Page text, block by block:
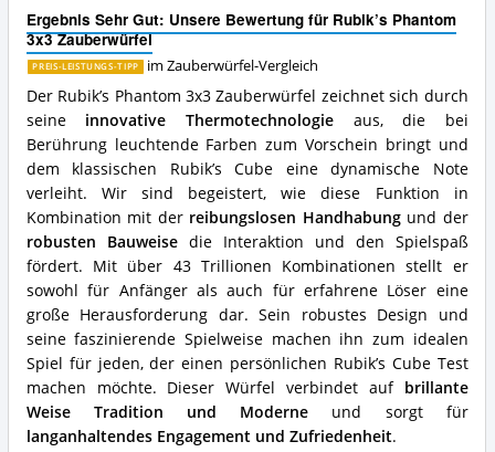
Ergebnis Sehr Gut: Unsere Bewertung für Rubik’s Phantom
3x3 Zauberwürfel
PREIS-LEISTUNGS-TIPP im Zauberwürfel-Vergleich
Der Rubik’s Phantom 3x3 Zauberwürfel zeichnet sich durch
seine innovative Thermotechnologie aus, die bei
Berührung leuchtende Farben zum Vorschein bringt und
dem klassischen Rubik’s Cube eine dynamische Note
verleiht. Wir sind begeistert, wie diese Funktion in
Kombination mit der reibungslosen Handhabungund der
robusten Bauweisedie Interaktion und den Spielspaß
fördert. Mit über 43 Trillionen Kombinationen stellt er
sowohl für Anfänger als auch für erfahrene Löser eine
große Herausforderung dar. Sein robustes Design und
seine faszinierende Spielweise machen ihn zum idealen
Spiel für jeden, der einen persönlichen Rubik’s Cube Test
machen möchte. Dieser Würfel verbindet auf brillante
Weise Tradition und Moderne und sorgt für
langanhaltendes Engagement und Zufriedenheit.
Vorteile:
Was
spricht
für
diesen
Zauberwürfel?